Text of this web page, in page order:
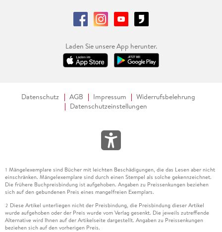
Laden Sie unsere App herunter.
Datenschutz AGB Impressum
Widerrufsbelehrung
Datenschutzeinstellungen
1 Mängelexemplare sind Bücher mit leichten Beschädigungen, die das Lesen aber nicht
einschränken. Mängelexemplare sind durch einen Stempel als solche gekennzeichnet.
Die frühere Buchpreisbindung ist aufgehoben. Angaben zu Preissenkungen beziehen
sich auf den gebundenen Preis eines mangelfreien Exemplars.
2 Diese Artikel unterliegen nicht der Preisbindung, die Preisbindung dieser Artikel
wurde aufgehoben oder der Preis wurde vom Verlag gesenkt. Die jeweils zutreffende
Alternative wird Ihnen auf der Artikelseite dargestellt. Angaben zu Preissenkungen
beziehen sich auf den vorherigen Preis.